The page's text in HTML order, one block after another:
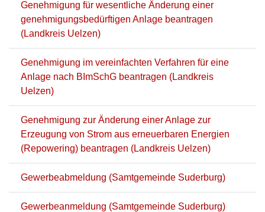
Genehmigung für wesentliche Änderung einer
genehmigungsbedürftigen Anlage beantragen
(Landkreis Uelzen)
Genehmigung im vereinfachten Verfahren für eine
Anlage nach BImSchG beantragen (Landkreis
Uelzen)
Genehmigung zur Änderung einer Anlage zur
Erzeugung von Strom aus erneuerbaren Energien
(Repowering) beantragen (Landkreis Uelzen)
Gewerbeabmeldung (Samtgemeinde Suderburg)
Gewerbeanmeldung (Samtgemeinde Suderburg)